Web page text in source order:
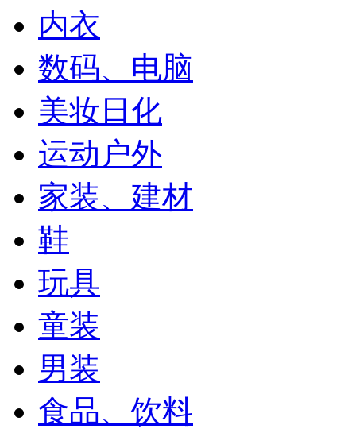
内衣
数码、电脑
美妆日化
运动户外
家装、建材
鞋
玩具
童装
男装
食品、饮料